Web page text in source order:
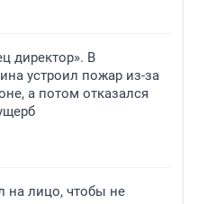
директор». В
устроил пожар из-за
а потом отказался
на лицо, чтобы не